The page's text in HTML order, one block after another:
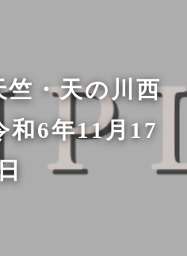
竺・天の川西
和6年11月17